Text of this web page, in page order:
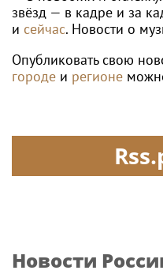
звёзд — в кадре и за
и сейчас. Новости о
Опубликовать свою
городе и регионе
Новости